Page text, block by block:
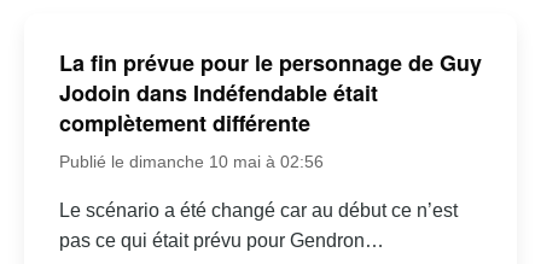
La fin prévue pour le personnage de Guy
Jodoin dans Indéfendable était
complètement différente
Publié le dimanche 10 mai à 02:56
Le scénario a été changé car au début ce n’est
pas ce qui était prévu pour Gendron…